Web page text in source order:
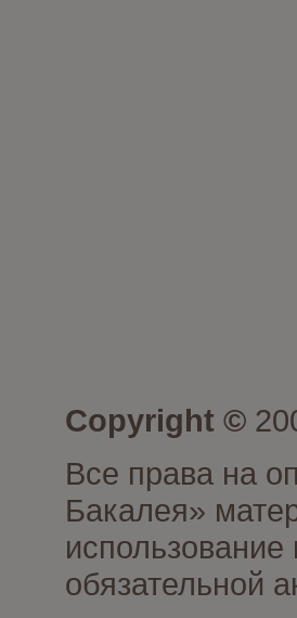
Copyright ©
Все права на
Бакалея»
обязательной